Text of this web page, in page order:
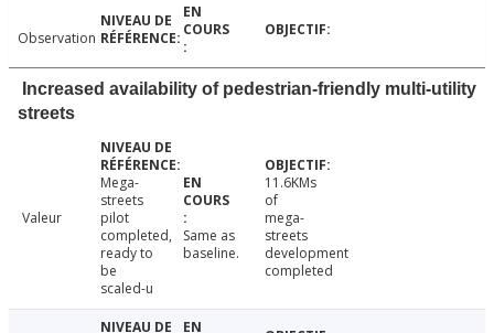
Observation
Increased availability of pedestrian-friendly multi-utility
streets
Valeur
Mega-
streets
pilot
completed,
ready to
be
scaled-u
Same as
baseline.
11.6KMs
of
mega-
streets
development
completed